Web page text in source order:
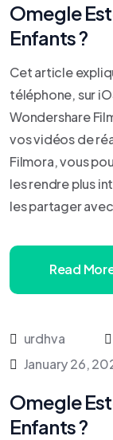
Omegle
Enfants ?
Cet article
téléphone, sur
Wondershare
vos vidéos de
Filmora, vous
les rendre plus
les partager
Read
urdhva
January 26,
Omegle
Enfants ?